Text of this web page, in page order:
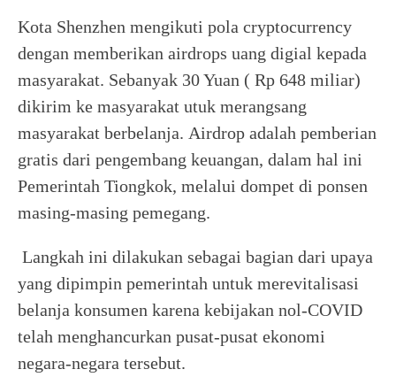
Kota Shenzhen mengikuti pola cryptocurrency
dengan memberikan airdrops uang digial kepada
masyarakat. Sebanyak 30 Yuan ( Rp 648 miliar)
dikirim ke masyarakat utuk merangsang
masyarakat berbelanja. Airdrop adalah pemberian
gratis dari pengembang keuangan, dalam hal ini
Pemerintah Tiongkok, melalui dompet di ponsen
masing-masing pemegang.
Langkah ini dilakukan sebagai bagian dari upaya
yang dipimpin pemerintah untuk merevitalisasi
belanja konsumen karena kebijakan nol-COVID
telah menghancurkan pusat-pusat ekonomi
negara-negara tersebut.